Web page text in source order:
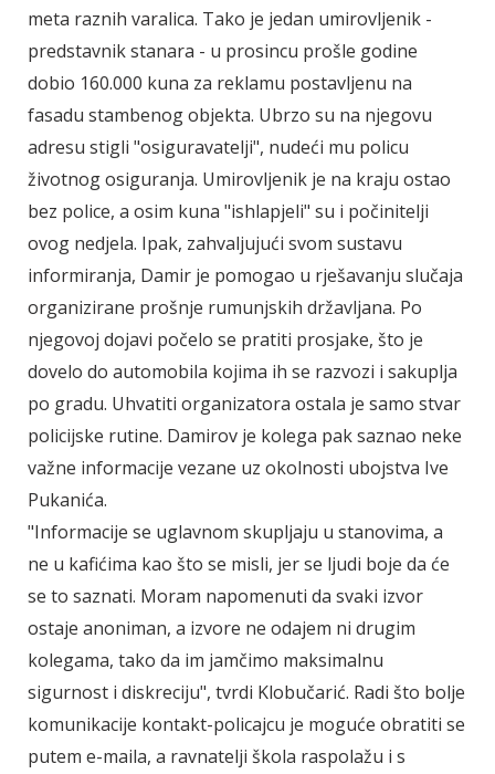
meta raznih varalica. Tako je jedan umirovljenik -
predstavnik stanara - u prosincu prošle godine
dobio 160.000 kuna za reklamu postavljenu na
fasadu stambenog objekta. Ubrzo su na njegovu
adresu stigli "osiguravatelji", nudeći mu policu
životnog osiguranja. Umirovljenik je na kraju ostao
bez police, a osim kuna "ishlapjeli" su i počinitelji
ovog nedjela. Ipak, zahvaljujući svom sustavu
informiranja, Damir je pomogao u rješavanju slučaja
organizirane prošnje rumunjskih državljana. Po
njegovoj dojavi počelo se pratiti prosjake, što je
dovelo do automobila kojima ih se razvozi i sakuplja
po gradu. Uhvatiti organizatora ostala je samo stvar
policijske rutine. Damirov je kolega pak saznao neke
važne informacije vezane uz okolnosti ubojstva Ive
Pukanića.
"Informacije se uglavnom skupljaju u stanovima, a
ne u kafićima kao što se misli, jer se ljudi boje da će
se to saznati. Moram napomenuti da svaki izvor
ostaje anoniman, a izvore ne odajem ni drugim
kolegama, tako da im jamčimo maksimalnu
sigurnost i diskreciju", tvrdi Klobučarić. Radi što bolje
komunikacije kontakt-policajcu je moguće obratiti se
putem e-maila, a ravnatelji škola raspolažu i s